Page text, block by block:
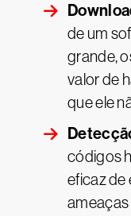
de um
grande,
valor de
que ele
códigos
eficaz de